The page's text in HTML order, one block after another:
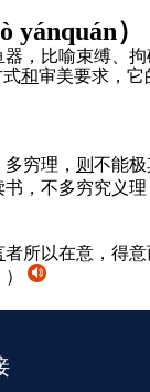
yánquán）
，比喻束缚、拘
式和审美要求，它
穷理， 则 不能
，不多穷究义
者所以在意，得意